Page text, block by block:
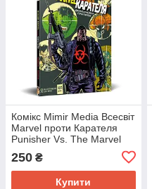
Комікс Mimir Media Всесвіт
Marvel проти Карателя
Punisher Vs. The Marvel
250 ₴
Купити